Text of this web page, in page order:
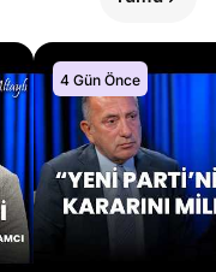
4 Gün Önce